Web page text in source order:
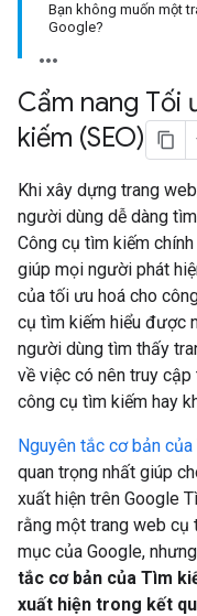
Bạn không muốn một
Google?
Cẩm nang Tối
kiếm (SEO)
Khi xây dựng trang
người dùng dễ dàng
Công cụ tìm kiếm
giúp mọi người phát
của tối ưu hoá cho
cụ tìm kiếm hiểu được
người dùng tìm thấy
về việc có nên truy
công cụ tìm kiếm hay
Nguyên tắc cơ bản
quan trọng nhất giúp
xuất hiện trên Google
rằng một trang web cụ
mục của Google,
tắc cơ bản của Tìm
xuất hiện trong kết